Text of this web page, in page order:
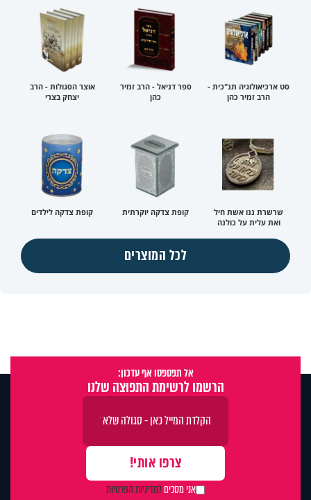
סט ארכיאולוגיה תנ"כית -
הרב זמיר כהן
ספר דניאל - הרב זמיר
כהן
אוצר הסגולות - הרב
יצחק בצרי
שרשרת ננו אשת חיל
ואת עלית על כולנה
קופת צדקה יוקרתית קופת צדקה לילדים
לכל המוצרים
אל תפספסו אף עדכון:
הרשמו לרשימת התפוצה שלנו
אני מסכיםלמדיניות הפרטיות